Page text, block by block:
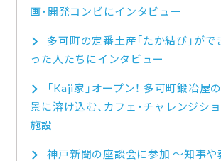
画・開発コンビにインタビュー
多可町の定番土産「たか結び」が
った人たちにインタビュー
「Kaji家」オープン！ 多可町鍛冶屋
景に溶け込む、カフェ・チャレンジシ
施設
神戸新聞の座談会に参加 ～知事や